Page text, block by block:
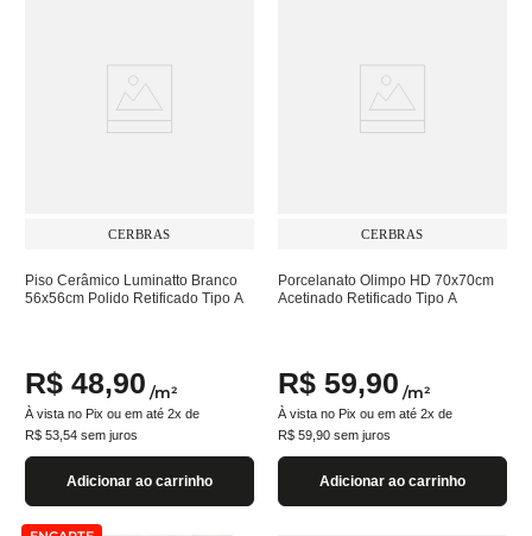
CERBRAS
Piso Cerâmico Luminatto Branco
56x56cm Polido Retificado Tipo A
R$ 48,90 /m²
À vista no Pix ou em até 2x de
R$ 53 54 sem juros
Adicionar ao carrinho
CERBRAS
Porcelanato Olimpo HD 70x70cm
Acetinado Retificado Tipo A
R$ 59,90 /m²
À vista no Pix ou em até 2x de
R$ 59 90 sem juros
Adicionar ao carrinho